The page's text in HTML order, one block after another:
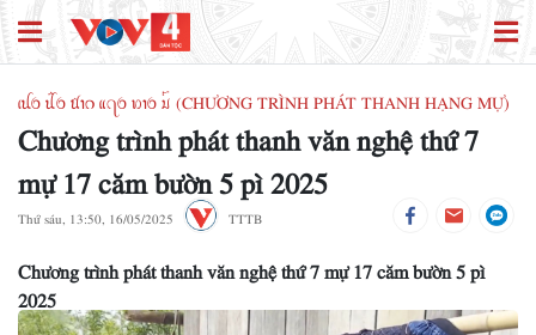
ꪹꪊꪉ ꪊꪲꪉ ꪠꪱꪒ ꪵꪖꪉ ꪭꪱꪉ ꪣꪳ (CHƯƠNG TRÌNH PHÁT THANH HẠNG MỰ)
Chương trình phát thanh văn nghệ thứ 7
mự 17 căm bườn 5 pì 2025
Thứ sáu, 13:50, 16/05/2025 TTTB
Chương trình phát thanh văn nghệ thứ 7 mự 17 căm bườn 5 pì
2025